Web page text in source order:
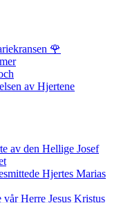
🌹
av Hjertene
av den Hellige Josef
Hjertes Marias
Herre Jesus Kristus